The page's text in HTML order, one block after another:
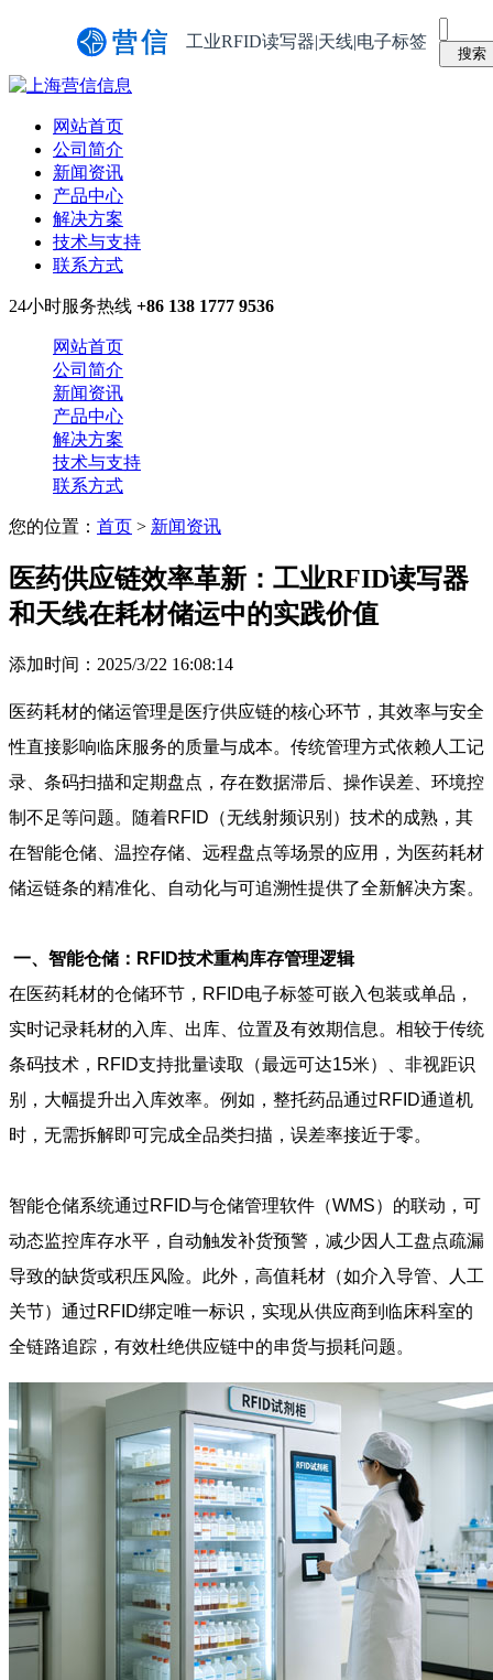
工业RFID读写器|天线|电子标签
网站首页
公司简介
新闻资讯
产品中心
解决方案
技术与支持
联系方式
24小时服务热线 +86 138 1777 9536
网站首页
公司简介
新闻资讯
产品中心
解决方案
技术与支持
联系方式
您的位置： 首页 > 新闻资讯
医药供应链效率革新：工业RFID读写器
和天线在耗材储运中的实践价值
添加时间：2025/3/22 16:08:14
医药耗材的储运管理是医疗供应链的核心环节，其效率与安全
性直接影响临床服务的质量与成本。传统管理方式依赖人工记
录、条码扫描和定期盘点，存在数据滞后、操作误差、环境控
制不足等问题。随着RFID（无线射频识别）技术的成熟，其
在智能仓储、温控存储、远程盘点等场景的应用，为医药耗材
储运链条的精准化、自动化与可追溯性提供了全新解决方案。
一、智能仓储：RFID技术重构库存管理逻辑
在医药耗材的仓储环节，RFID电子标签可嵌入包装或单品，
实时记录耗材的入库、出库、位置及有效期信息。相较于传统
条码技术，RFID支持批量读取（最远可达15米）、非视距识
别，大幅提升出入库效率。例如，整托药品通过RFID通道机
时，无需拆解即可完成全品类扫描，误差率接近于零。
智能仓储系统通过RFID与仓储管理软件（WMS）的联动，可
动态监控库存水平，自动触发补货预警，减少因人工盘点疏漏
导致的缺货或积压风险。此外，高值耗材（如介入导管、人工
关节）通过RFID绑定唯一标识，实现从供应商到临床科室的
全链路追踪，有效杜绝供应链中的串货与损耗问题。